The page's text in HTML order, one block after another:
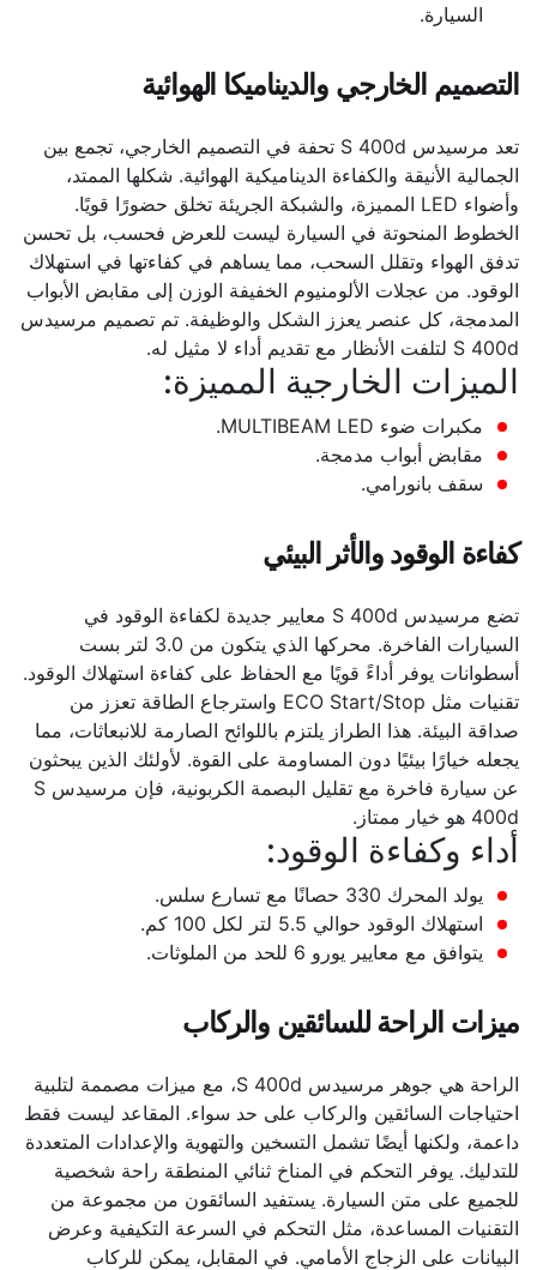
السيارة.
التصميم الخارجي والديناميكا الهوائية
تعد مرسيدس S 400d تحفة في التصميم الخارجي، تجمع بين
الجمالية الأنيقة والكفاءة الديناميكية الهوائية. شكلها الممتد،
وأضواء LED المميزة، والشبكة الجريئة تخلق حضورًا قويًا.
الخطوط المنحوتة في السيارة ليست للعرض فحسب، بل تحسن
تدفق الهواء وتقلل السحب، مما يساهم في كفاءتها في استهلاك
الوقود. من عجلات الألومنيوم الخفيفة الوزن إلى مقابض الأبواب
المدمجة، كل عنصر يعزز الشكل والوظيفة. تم تصميم مرسيدس
S 400d لتلفت الأنظار مع تقديم أداء لا مثيل له.
الميزات الخارجية المميزة:
مكبرات ضوء MULTIBEAM LED.
مقابض أبواب مدمجة.
سقف بانورامي.
كفاءة الوقود والأثر البيئي
تضع مرسيدس S 400d معايير جديدة لكفاءة الوقود في
السيارات الفاخرة. محركها الذي يتكون من 3.0 لتر بست
أسطوانات يوفر أداءً قويًا مع الحفاظ على كفاءة استهلاك الوقود.
تقنيات مثل ECO Start/Stop واسترجاع الطاقة تعزز من
صداقة البيئة. هذا الطراز يلتزم باللوائح الصارمة للانبعاثات، مما
يجعله خيارًا بيئيًا دون المساومة على القوة. لأولئك الذين يبحثون
عن سيارة فاخرة مع تقليل البصمة الكربونية، فإن مرسيدس S
400d هو خيار ممتاز.
أداء وكفاءة الوقود:
يولد المحرك 330 حصانًا مع تسارع سلس.
استهلاك الوقود حوالي 5.5 لتر لكل 100 كم.
يتوافق مع معايير يورو 6 للحد من الملوثات.
ميزات الراحة للسائقين والركاب
الراحة هي جوهر مرسيدس S 400d، مع ميزات مصممة لتلبية
احتياجات السائقين والركاب على حد سواء. المقاعد ليست فقط
داعمة، ولكنها أيضًا تشمل التسخين والتهوية والإعدادات المتعددة
للتدليك. يوفر التحكم في المناخ ثنائي المنطقة راحة شخصية
للجميع على متن السيارة. يستفيد السائقون من مجموعة من
التقنيات المساعدة، مثل التحكم في السرعة التكيفية وعرض
البيانات على الزجاج الأمامي. في المقابل، يمكن للركاب